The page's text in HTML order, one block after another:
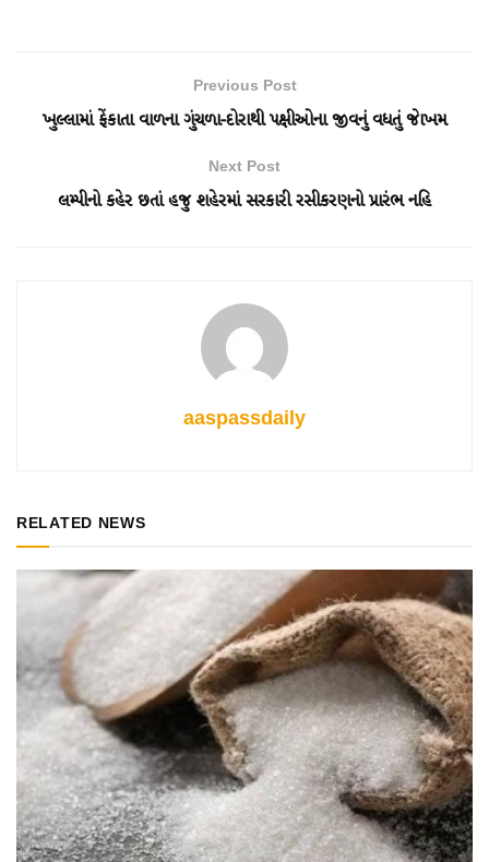
Previous Post
ખુલ્લામાં ફેંકાતા વાળના ગુંચળા-દોરાથી પક્ષીઓના જીવનું વધતું જાેખમ
Next Post
લમ્પીનો કહેર છતાં હજુ શહેરમાં સરકારી રસીકરણનો પ્રારંભ નહિ
aaspassdaily
RELATED NEWS